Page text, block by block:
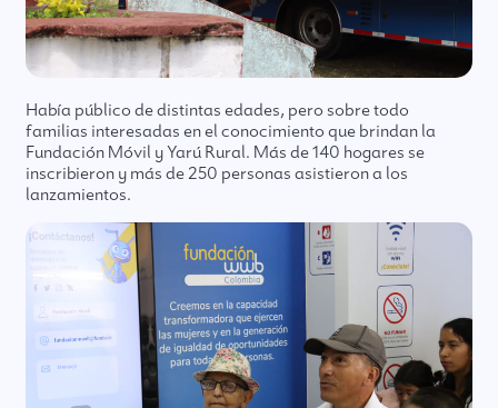
Había público de distintas edades, pero sobre todo
familias interesadas en el conocimiento que brindan la
Fundación Móvil y Yarú Rural. Más de 140 hogares se
inscribieron y más de 250 personas asistieron a los
lanzamientos.